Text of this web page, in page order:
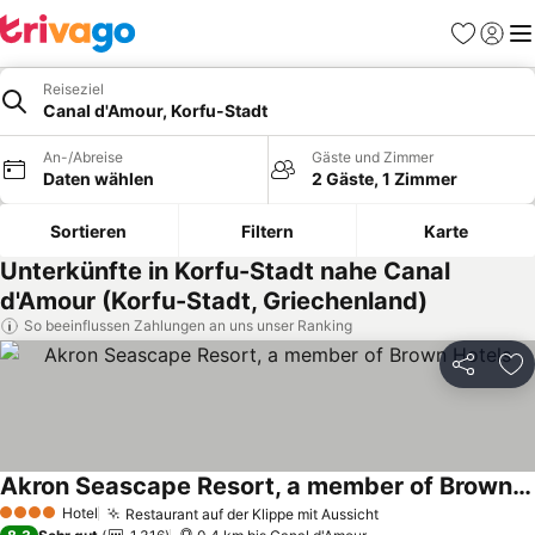
Favoriten
Reiseziel
Canal d'Amour, Korfu-Stadt
An-/Abreise
Daten wählen
Gäste und Zimmer
2 Gäste, 1 Zimmer
Sortieren Filtern Karte
Unterkünfte in Korfu-Stadt nahe Canal
d'Amour (Korfu-Stadt, Griechenland)
So beeinflussen Zahlungen an uns unser Ranking
Teilen
4 Sterne Hotel Restaurant auf der Klippe mit Aussicht
Akron Seascape Resort, a member of Brown Hotels